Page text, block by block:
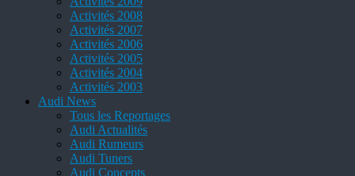
Activités 2008
Activités 2007
Activités 2006
Activités 2005
Activités 2004
Activités 2003
Audi News
Tous les Reportages
Audi Actualités
Audi Rumeurs
Audi Tuners
Audi Concepts